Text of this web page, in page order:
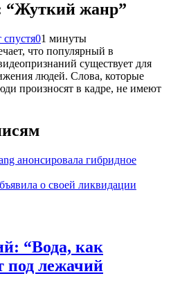
“Жуткий жанр”
спустя01 минуты
что популярный в
существует для
людей. Слова, которые
произносят в кадре, не имеют
анонсировала гибридное
о своей ликвидации
“Вода, как
под лежачий